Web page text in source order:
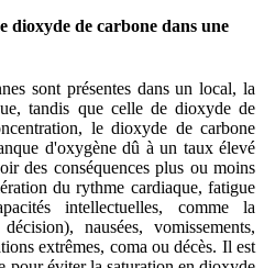
dioxyde de carbone dans une
sont présentes dans un local, la
tandis que celle de dioxyde de
le dioxyde de carbone
d'oxygène dû à un taux élevé
des conséquences plus ou moins
du rythme cardiaque, fatigue
intellectuelles, comme la
nausées, vomissements,
extrêmes, coma ou décès. Il est